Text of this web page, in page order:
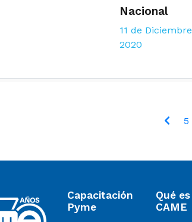
Nacional
11 de Diciembre
2020
5
Capacitación
Pyme
Qué es
CAME